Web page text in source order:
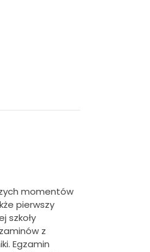
momentów
pierwszy
szkoły
z
Egzamin